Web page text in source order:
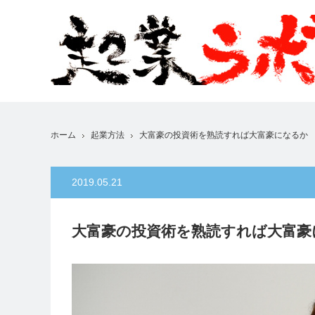
ホーム 起業方法 大富豪の投資術を熟読すれば大富豪になるか
2019.05.21
大富豪の投資術を熟読すれば大富